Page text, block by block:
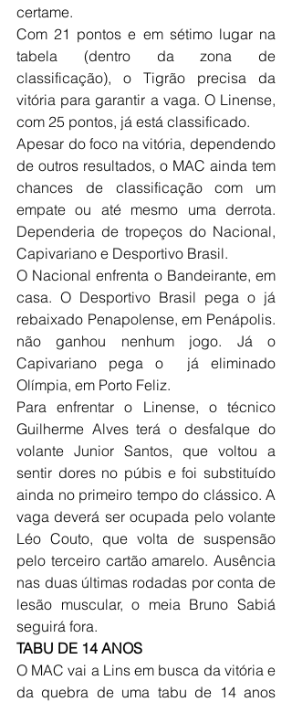
certame.
Com 21 pontos e em sétimo lugar na
tabela (dentro da zona de
classificação), o Tigrão precisa da
vitória para garantir a vaga. O Linense,
com 25 pontos, já está classificado.
Apesar do foco na vitória, dependendo
de outros resultados, o MAC ainda tem
chances de classificação com um
empate ou até mesmo uma derrota.
Dependeria de tropeços do Nacional,
Capivariano e Desportivo Brasil.
O Nacional enfrenta o Bandeirante, em
casa. O Desportivo Brasil pega o já
rebaixado Penapolense, em Penápolis.
não ganhou nenhum jogo. Já o
Capivariano pega o  já eliminado
Olímpia, em Porto Feliz.
Para enfrentar o Linense, o técnico
Guilherme Alves terá o desfalque do
volante Junior Santos, que voltou a
sentir dores no púbis e foi substituído
ainda no primeiro tempo do clássico. A
vaga deverá ser ocupada pelo volante
Léo Couto, que volta de suspensão
pelo terceiro cartão amarelo. Ausência
nas duas últimas rodadas por conta de
lesão muscular, o meia Bruno Sabiá
seguirá fora.
TABU DE 14 ANOS
O MAC vai a Lins em busca da vitória e
da quebra de uma tabu de 14 anos